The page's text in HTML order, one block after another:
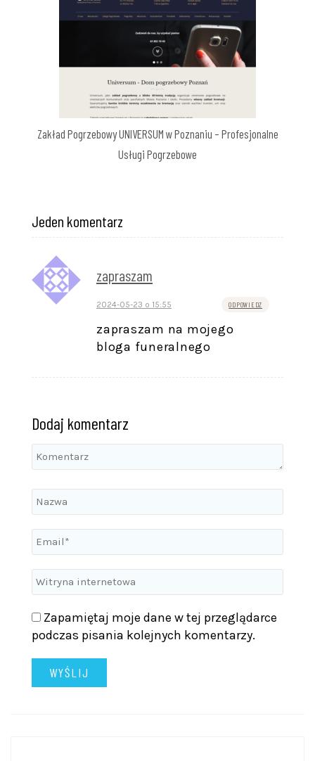
Zakład Pogrzebowy UNIVERSUM w Poznaniu – Profesjonalne
Usługi Pogrzebowe
Jeden komentarz
zapraszam
2024-05-23 o 15:55 ODPOWIEDZ
zapraszam na mojego
bloga funeralnego
Dodaj komentarz
Zapamiętaj moje dane w tej przeglądarce
podczas pisania kolejnych komentarzy.